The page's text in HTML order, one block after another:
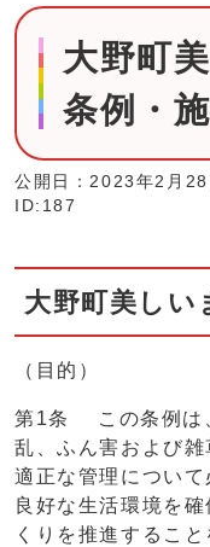
大野町
条例・
公開日：2023年2月28
ID:187
大野町美しい
（目的）
第1条 この条例は
乱、ふん害および
適正な管理について
良好な生活環境を
くりを推進すること